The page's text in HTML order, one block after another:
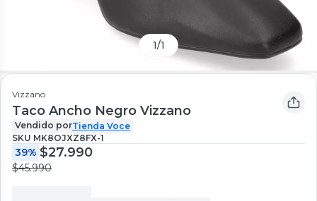
1/1
Vizzano
Taco Ancho Negro Vizzano
Vendido porTienda Voce
SKU MK8OJXZ8FX-1
39% $27.990
$45.990